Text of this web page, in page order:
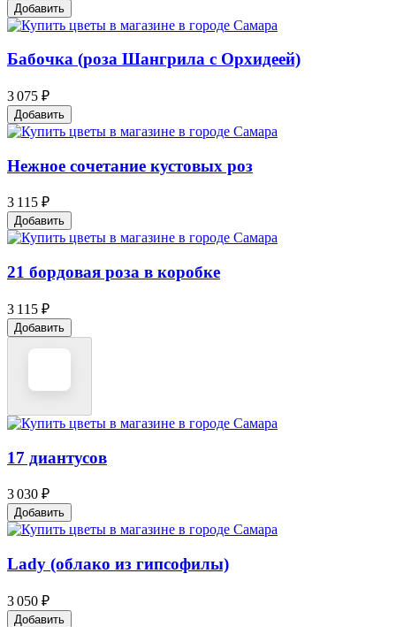
Добавить
Бабочка (роза Шангрила с Орхидеей)
3 075 ₽
Добавить
Нежное сочетание кустовых роз
3 115 ₽
Добавить
21 бордовая роза в коробке
3 115 ₽
Добавить
17 диантусов
3 030 ₽
Добавить
Lady (облако из гипсофилы)
3 050 ₽
Добавить